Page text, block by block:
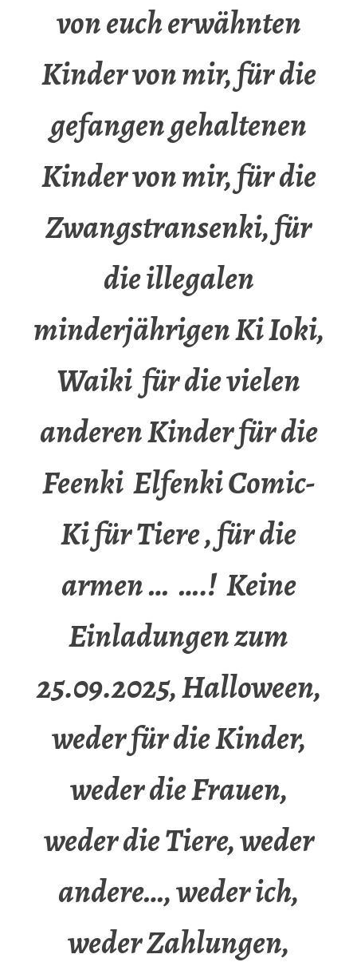
von euch erwähnten
Kinder von mir, für die
gefangen gehaltenen
Kinder von mir, für die
Zwangstransenki, für
die illegalen
minderjährigen Ki Ioki,
Waiki für die vielen
anderen Kinder für die
Feenki Elfenki Comic-
Ki für Tiere , für die
armen … ….! Keine
Einladungen zum
25.09.2025, Halloween,
weder für die Kinder,
weder die Frauen,
weder die Tiere, weder
andere…, weder ich,
weder Zahlungen,